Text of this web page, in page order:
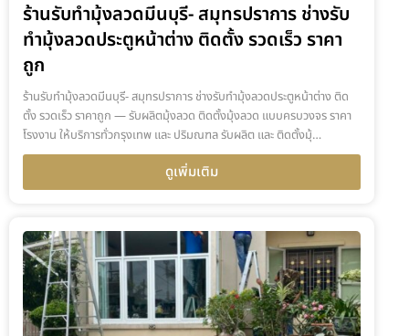
ร้านรับทำมุ้งลวดมีนบุรี- สมุทรปราการ ช่างรับ
ทำมุ้งลวดประตูหน้าต่าง ติดตั้ง รวดเร็ว ราคา
ถูก
ร้านรับทำมุ้งลวดมีนบุรี- สมุทรปราการ ช่างรับทำมุ้งลวดประตูหน้าต่าง ติด
ตั้ง รวดเร็ว ราคาถูก — รับผลิตมุ้งลวด ติดตั้งมุ้งลวด แบบครบวงจร ราคา
โรงงาน ให้บริการทั่วกรุงเทพ และ ปริมณฑล รับผลิต และ ติดตั้งมุ้…
ดูเพิ่มเติม